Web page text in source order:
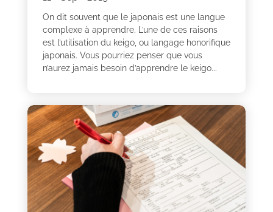
On dit souvent que le japonais est une langue
complexe à apprendre. L’une de ces raisons
est l’utilisation du keigo, ou langage honorifique
japonais. Vous pourriez penser que vous
n’aurez jamais besoin d’apprendre le keigo...